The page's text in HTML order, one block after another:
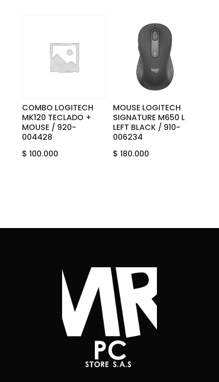
COMBO LOGITECH
MK120 TECLADO +
MOUSE / 920-
004428
$ 100.000
MOUSE LOGITECH
SIGNATURE M650 L
LEFT BLACK / 910-
006234
$ 180.000